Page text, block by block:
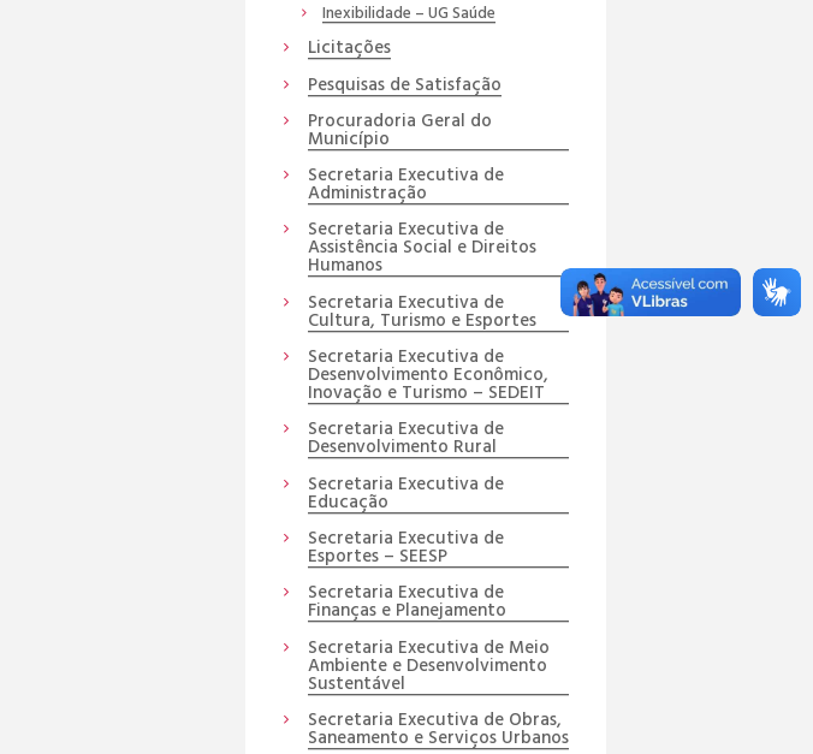
Inexibilidade – UG Saúde
Licitações
Pesquisas de Satisfação
Procuradoria Geral do
Município
Secretaria Executiva de
Administração
Secretaria Executiva de
Assistência Social e Direitos
Humanos
Secretaria Executiva de
Cultura, Turismo e Esportes
Secretaria Executiva de
Desenvolvimento Econômico,
Inovação e Turismo – SEDEIT
Secretaria Executiva de
Desenvolvimento Rural
Secretaria Executiva de
Educação
Secretaria Executiva de
Esportes – SEESP
Secretaria Executiva de
Finanças e Planejamento
Secretaria Executiva de Meio
Ambiente e Desenvolvimento
Sustentável
Secretaria Executiva de Obras,
Saneamento e Serviços Urbanos